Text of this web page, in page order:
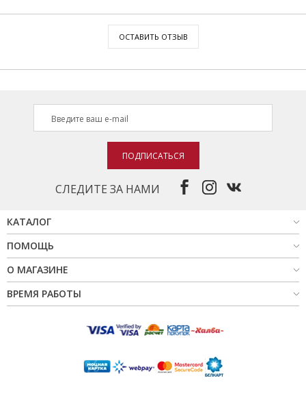
ОСТАВИТЬ ОТЗЫВ
СЛЕДИТЕ ЗА НАМИ
ПОДПИСАТЬСЯ
КАТАЛОГ
ПОМОЩЬ
О МАГАЗИНЕ
ВРЕМЯ РАБОТЫ